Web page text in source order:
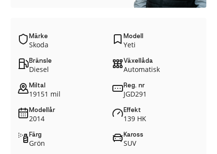
Märke
Skoda
Modell
Yeti
Bränsle
Diesel
Växellåda
Automatisk
Miltal
19151 mil
Reg. nr
JGD291
Modellår
2014
Effekt
139 HK
Färg
Grön
Kaross
SUV